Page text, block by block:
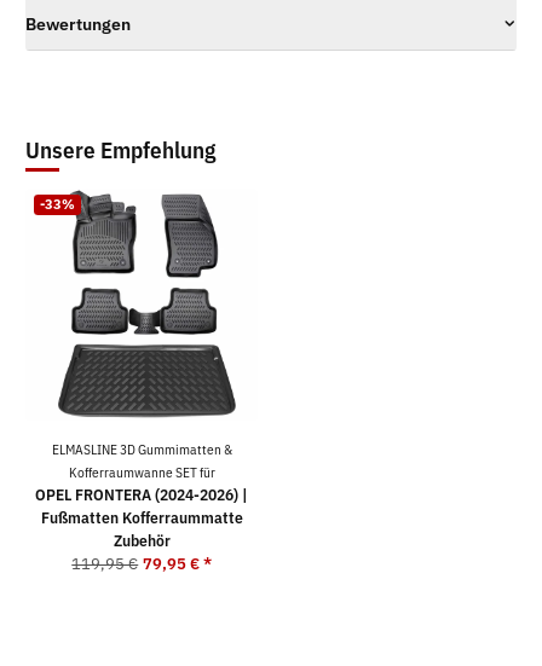
Bewertungen
Unsere Empfehlung
-33%
ELMASLINE 3D Gummimatten &
Kofferraumwanne SET für
OPEL FRONTERA (2024-2026) |
Fußmatten Kofferraummatte
Zubehör
119,95 € 79,95 €*